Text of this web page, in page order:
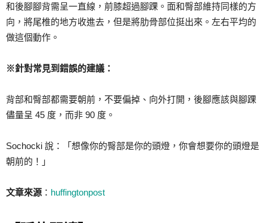
和後腳腳背需呈一直線，前膝超過腳踝。面和臀部維持同樣的方
向，將尾椎的地方收進去，但是將肋骨部位挺出來。左右平均的
做這個動作。
※針對常見到錯誤的建議：
背部和臀部都需要朝前，不要偏掉、向外打開，後腳應該與腳踝
儘量呈 45 度，而非 90 度。
Sochocki 說：「想像你的臀部是你的頭燈，你會想要你的頭燈是
朝前的！」
文章來源 ： huffingtonpost